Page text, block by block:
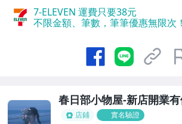
7-ELEVEN 運費只要38元
不限金額、筆數，筆筆優惠無限次！
春日部小物屋-新店開業
店鋪 實名驗證